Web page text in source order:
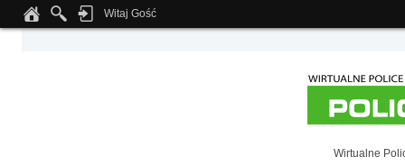
Notice: Undefined index: tapatalk_body_hook in
Witaj Gość
Wirtualne